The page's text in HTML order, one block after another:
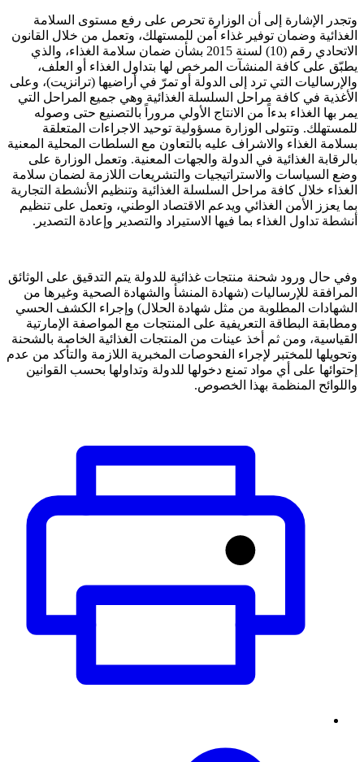
وتجدر الإشارة إلى أن الوزارة تحرص على رفع مستوى السلامة
الغذائية وضمان توفير غذاء آمن للمستهلك، وتعمل من خلال القانون
الاتحادي رقم (10) لسنة 2015 بشأن ضمان سلامة الغذاء، والذي
يطبّق على كافة المنشآت المرخص لها بتداول الغذاء أو العلف،
والإرساليات التي ترد إلى الدولة أو تمرّ في أراضيها (ترانزيت)، وعلى
الأغذية في كافة مراحل السلسلة الغذائية وهي جميع المراحل التي
يمر بها الغذاء بدءاً من الانتاج الأولي مروراً بالتصنيع حتى وصوله
للمستهلك. وتتولى الوزارة مسؤولية توحيد الاجراءات المتعلقة
بسلامة الغذاء والاشراف عليه بالتعاون مع السلطات المحلية المعنية
بالرقابة الغذائية في الدولة والجهات المعنية. وتعمل الوزارة على
وضع السياسات والاستراتيجيات والتشريعات اللازمة لضمان سلامة
الغذاء خلال كافة مراحل السلسلة الغذائية وتنظيم الأنشطة التجارية
بما يعزز الأمن الغذائي ويدعم الاقتصاد الوطني، وتعمل على تنظيم
أنشطة تداول الغذاء بما فيها الاستيراد والتصدير وإعادة التصدير.
وفي حال ورود شحنة منتجات غذائية للدولة يتم التدقيق على الوثائق
المرافقة للإرساليات (شهادة المنشأ والشهادة الصحية وغيرها من
الشهادات المطلوبة من مثل شهادة الحلال) وإجراء الكشف الحسي
ومطابقة البطاقة التعريفية على المنتجات مع المواصفة الإمارتية
القياسية، ومن ثم أخذ عينات من المنتجات الغذائية الخاصة بالشحنة
وتحويلها للمختبر لإجراء الفحوصات المخبرية اللازمة والتأكد من عدم
إحتوائها على أي مواد تمنع دخولها للدولة وتداولها بحسب القوانين
واللوائح المنظمة بهذا الخصوص.